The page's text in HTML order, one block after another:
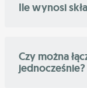
Ile wynosi
Czy można
jednocześnie?